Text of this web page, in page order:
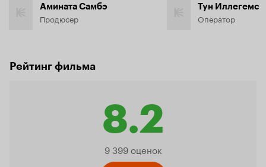
Амината Самбэ
Продюсер
Тун Иллегемс
Оператор
Рейтинг фильма
8.2
Рейтинг
9 399 оценок